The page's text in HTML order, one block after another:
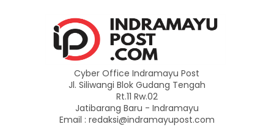
Cyber Office Indramayu Post
Jl. Siliwangi Blok Gudang Tengah
Rt.11 Rw.02
Jatibarang Baru - Indramayu
Email : redaksi@indramayupost.com